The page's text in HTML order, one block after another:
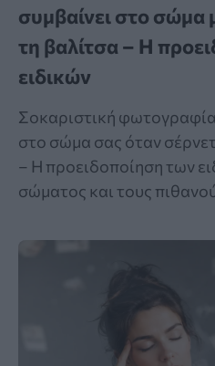
συμβαίνει στο σώμα
τη βαλίτσα – Η
ειδικών
Σοκαριστική φωτογραφία
στο σώμα σας όταν
– Η προειδοποίηση των
σώματος και τους